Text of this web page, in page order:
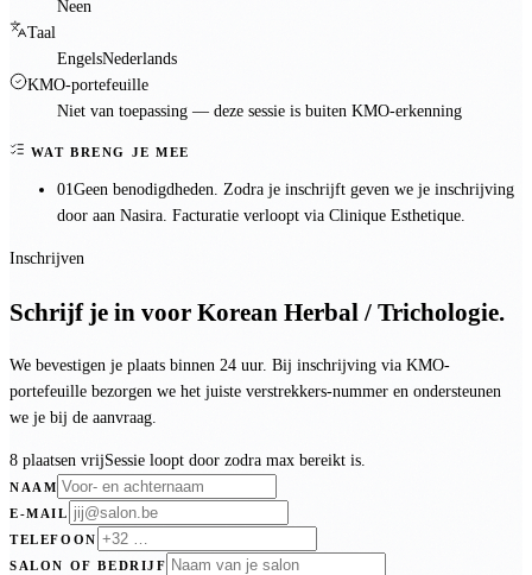
Neen
Taal
EngelsNederlands
KMO-portefeuille
Niet van toepassing — deze sessie is buiten KMO-erkenning
WAT BRENG JE MEE
01Geen benodigdheden. Zodra je inschrijft geven we je inschrijving
door aan Nasira. Facturatie verloopt via Clinique Esthetique.
Inschrijven
Schrijf je in voor Korean Herbal / Trichologie.
We bevestigen je plaats binnen 24 uur. Bij inschrijving via KMO-
portefeuille bezorgen we het juiste verstrekkers-nummer en ondersteunen
we je bij de aanvraag.
8 plaatsen vrijSessie loopt door zodra max bereikt is.
NAAM
E-MAIL
TELEFOON
SALON OF BEDRIJF